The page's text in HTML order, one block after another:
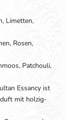
Limetten,
Rosen,
Patchouli,
Essancy ist
mit holzig-